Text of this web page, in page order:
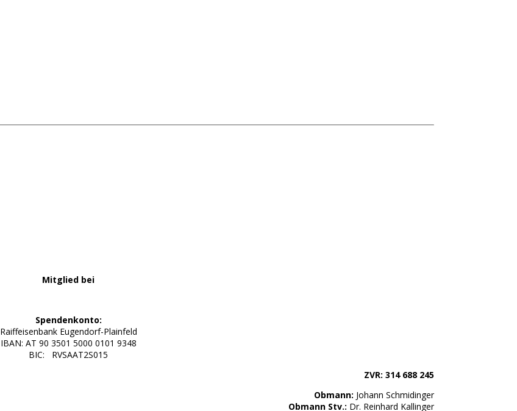
Mitglied bei
Spendenkonto:
Raiffeisenbank Eugendorf-Plainfeld
IBAN: AT 90 3501 5000 0101 9348
BIC: RVSAAT2S015
ZVR: 314 688 245
Obmann: Johann Schmidinger
Obmann Stv.: Dr. Reinhard Kallinger